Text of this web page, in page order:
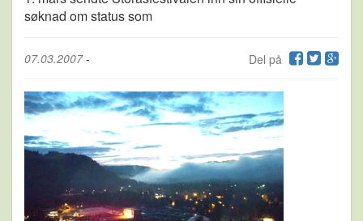
søknad om status som
Del på
07.03.2007-